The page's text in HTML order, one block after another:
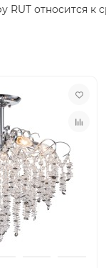
RUT относится к